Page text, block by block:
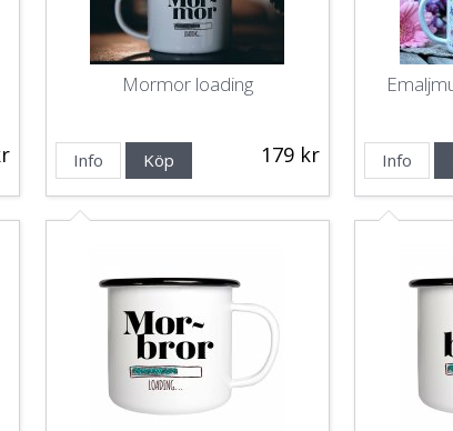
Mormor loading
179 kr
Info Köp Info